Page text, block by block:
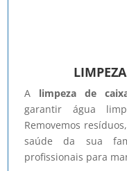
A limpeza de
garantir água
Removemos
saúde da sua
profissionais para